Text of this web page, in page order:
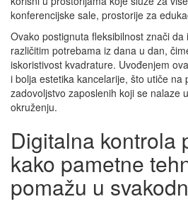
konferencijske sale, prostorije za
Ovako postignuta fleksibilnost znači
različitim potrebama iz dana u dan,
iskoristivost kvadrature. Uvođenjem
i bolja estetika kancelarije, što utiče na
zadovoljstvo zaposlenih koji se nalaze
okruženju.
Digitalna kontrola
kako pametne
pomažu u